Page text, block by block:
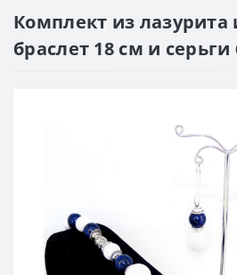
Комплект из лазурита
браслет 18 см и серьги